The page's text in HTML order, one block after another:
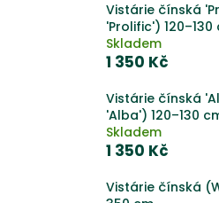
Vistárie čínská
'Prolific') 120–130
Skladem
1 350 Kč
Vistárie čínská
'Alba') 120–130
Skladem
1 350 Kč
Vistárie čínská